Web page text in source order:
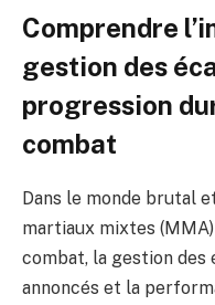
Comprendre
gestion des
progression
combat
Dans le monde brutal
martiaux mixtes
combat, la gestion
annoncés et la